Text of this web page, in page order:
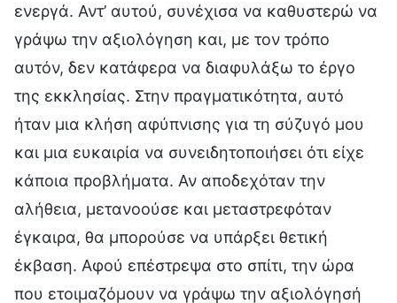
ενεργά. Αντ’ αυτού, συνέχισα να καθυστερώ να
γράψω την αξιολόγηση και, με τον τρόπο
αυτόν, δεν κατάφερα να διαφυλάξω το έργο
της εκκλησίας. Στην πραγματικότητα, αυτό
ήταν μια κλήση αφύπνισης για τη σύζυγό μου
και μια ευκαιρία να συνειδητοποιήσει ότι είχε
κάποια προβλήματα. Αν αποδεχόταν την
αλήθεια, μετανοούσε και μεταστρεφόταν
έγκαιρα, θα μπορούσε να υπάρξει θετική
έκβαση. Αφού επέστρεψα στο σπίτι, την ώρα
που ετοιμαζόμουν να γράψω την αξιολόγησή